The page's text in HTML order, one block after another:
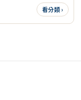
看分類 ›